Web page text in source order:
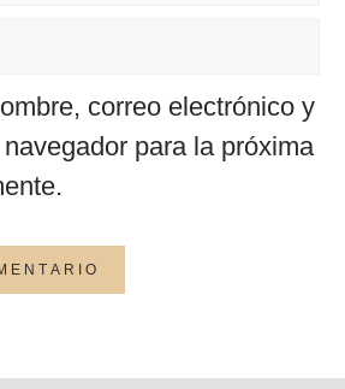
correo electrónico y
para la próxima